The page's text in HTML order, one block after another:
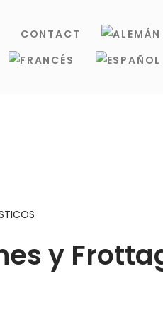
CONTACT
y